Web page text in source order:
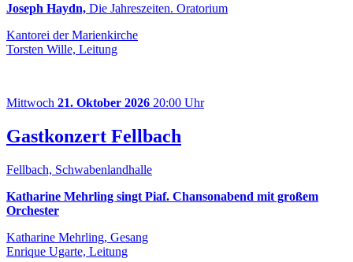
Joseph Haydn, Die Jahreszeiten. Oratorium
Kantorei der Marienkirche
Torsten Wille, Leitung
Mittwoch 21. Oktober 2026 20:00 Uhr
Gastkonzert Fellbach
Fellbach, Schwabenlandhalle
Katharine Mehrling singt Piaf. Chansonabend mit großem
Orchester
Katharine Mehrling, Gesang
Enrique Ugarte, Leitung